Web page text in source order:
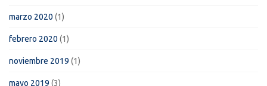
marzo 2020 (1)
febrero 2020 (1)
noviembre 2019 (1)
mayo 2019 (3)